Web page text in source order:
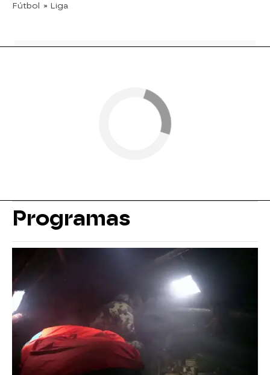
Fútbol » Liga
Programas